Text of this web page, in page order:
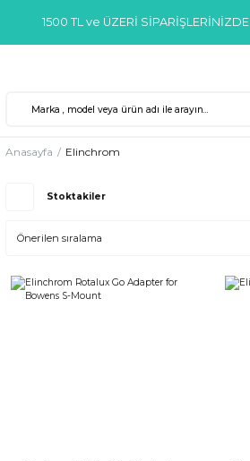
1500 TL ve ÜZERİ SİPARİŞLERİNİZDE
Anasayfa Elinchrom
Stoktakiler